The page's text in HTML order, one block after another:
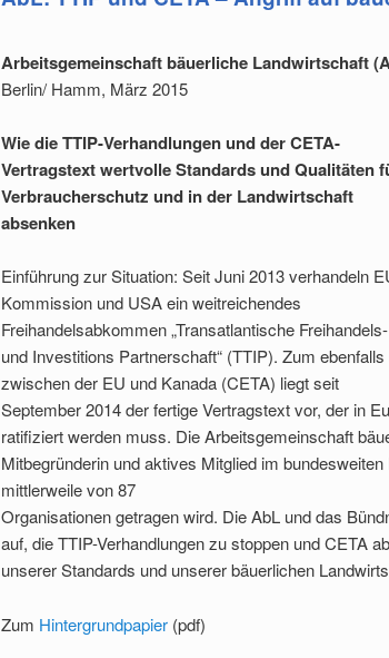
Arbeitsgemeinschaft bäuerliche Landwirtschaft
Berlin/ Hamm, März 2015
Wie die TTIP-Verhandlungen und der CETA-
Vertragstext wertvolle Standards und Qualitäten
Verbraucherschutz und in der Landwirtschaft
absenken
Einführung zur Situation: Seit Juni 2013 verhandeln
Kommission und USA ein weitreichendes
Freihandelsabkommen „Transatlantische Freihandels-
und Investitions Partnerschaft“ (TTIP). Zum
zwischen der EU und Kanada (CETA) liegt seit
September 2014 der fertige Vertragstext vor, der in
ratifiziert werden muss. Die Arbeitsgemeinschaft
Mitbegründerin und aktives Mitglied im bundesweiten
mittlerweile von 87
Organisationen getragen wird. Die AbL und das
auf, die TTIP-Verhandlungen zu stoppen und CETA
unserer Standards und unserer bäuerlichen
Zum Hintergrundpapier (pdf)